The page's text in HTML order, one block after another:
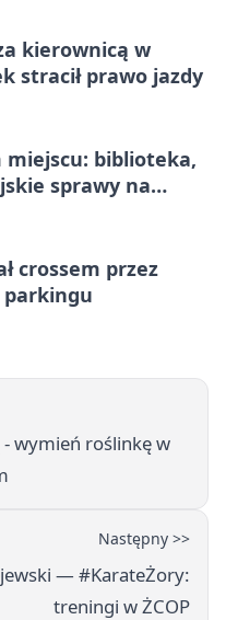
kierownicą w
stracił prawo jazdy
miejscu: biblioteka,
sprawy na
crossem przez
parkingu
- wymień roślinkę w
Następny >>
— #KarateŻory:
treningi w ŻCOP